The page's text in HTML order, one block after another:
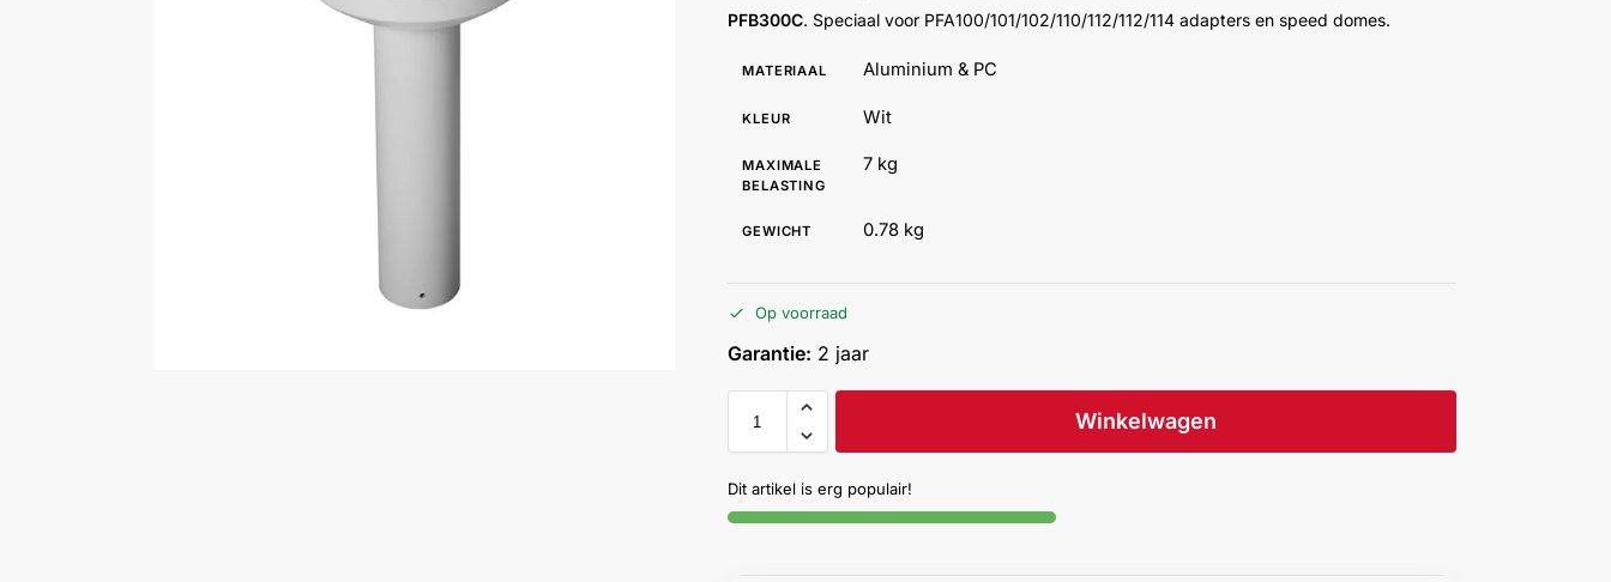
PFB300C. Speciaal voor PFA100/101/102/110/112/112/114 adapters en speed domes.
MATERIAAL Aluminium & PC
KLEUR Wit
MAXIMALE
BELASTING
7 kg
GEWICHT 0.78 kg
Op voorraad
Garantie: 2 jaar
Winkelwagen
Dit artikel is erg populair!